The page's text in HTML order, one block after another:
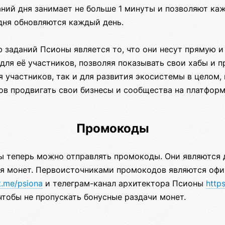
дня занимает не больше 1 минуты и позволяют
обновляются каждый день.
Псионы является то, что они несут прямую
её участников, позволяя показывать свои хабы и
так и для развития экосистемы в целом,
продвигать свои бизнесы и сообщества на
Промокоды
теперь можно отправлять промокоды. Они являются
монет. Первоисточниками промокодов являются
psiona и телеграм-канал архитектора Псионы
не пропускать бонусные раздачи монет.